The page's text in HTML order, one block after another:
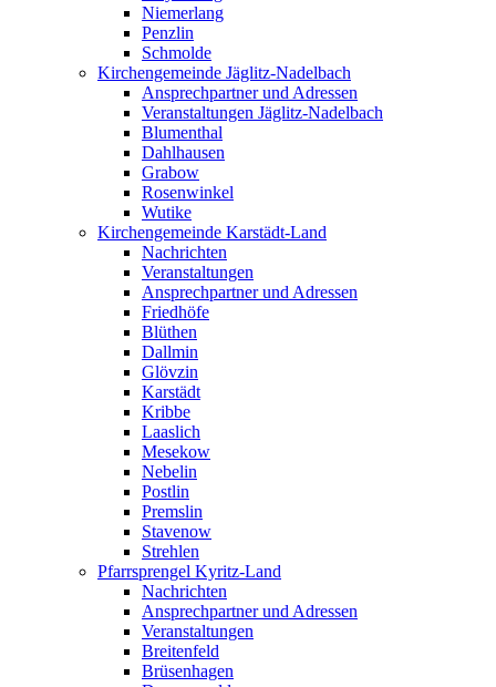
Niemerlang
Penzlin
Schmolde
Kirchengemeinde Jäglitz-Nadelbach
Ansprechpartner und Adressen
Veranstaltungen Jäglitz-Nadelbach
Blumenthal
Dahlhausen
Grabow
Rosenwinkel
Wutike
Kirchengemeinde Karstädt-Land
Nachrichten
Veranstaltungen
Ansprechpartner und Adressen
Friedhöfe
Blüthen
Dallmin
Glövzin
Karstädt
Kribbe
Laaslich
Mesekow
Nebelin
Postlin
Premslin
Stavenow
Strehlen
Pfarrsprengel Kyritz-Land
Nachrichten
Ansprechpartner und Adressen
Veranstaltungen
Breitenfeld
Brüsenhagen